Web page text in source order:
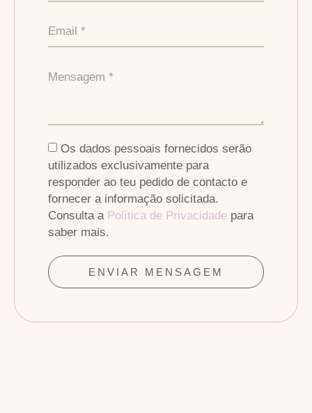
Os dados pessoais fornecidos serão
utilizados exclusivamente para
responder ao teu pedido de contacto e
fornecer a informação solicitada.
Consulta a Política de Privacidade para
saber mais.
ENVIAR MENSAGEM